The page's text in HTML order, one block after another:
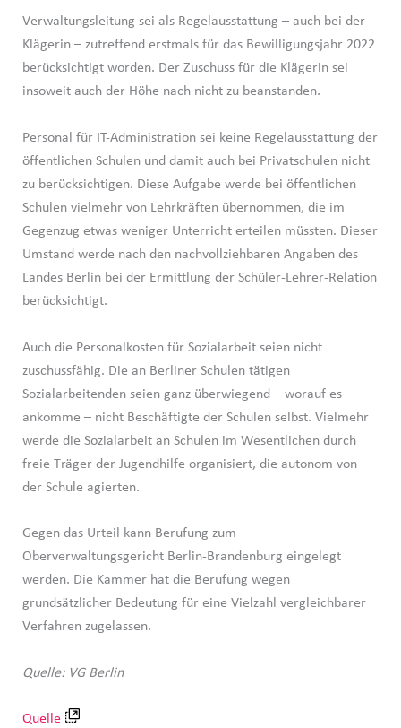
Verwaltungsleitung sei als Regelausstattung – auch bei der
Klägerin – zutreffend erstmals für das Bewilligungsjahr 2022
berücksichtigt worden. Der Zuschuss für die Klägerin sei
insoweit auch der Höhe nach nicht zu beanstanden.
Personal für IT-Administration sei keine Regelausstattung der
öffentlichen Schulen und damit auch bei Privatschulen nicht
zu berücksichtigen. Diese Aufgabe werde bei öffentlichen
Schulen vielmehr von Lehrkräften übernommen, die im
Gegenzug etwas weniger Unterricht erteilen müssten. Dieser
Umstand werde nach den nachvollziehbaren Angaben des
Landes Berlin bei der Ermittlung der Schüler-Lehrer-Relation
berücksichtigt.
Auch die Personalkosten für Sozialarbeit seien nicht
zuschussfähig. Die an Berliner Schulen tätigen
Sozialarbeitenden seien ganz überwiegend – worauf es
ankomme – nicht Beschäftigte der Schulen selbst. Vielmehr
werde die Sozialarbeit an Schulen im Wesentlichen durch
freie Träger der Jugendhilfe organisiert, die autonom von
der Schule agierten.
Gegen das Urteil kann Berufung zum
Oberverwaltungsgericht Berlin-Brandenburg eingelegt
werden. Die Kammer hat die Berufung wegen
grundsätzlicher Bedeutung für eine Vielzahl vergleichbarer
Verfahren zugelassen.
Quelle: VG Berlin
Quelle